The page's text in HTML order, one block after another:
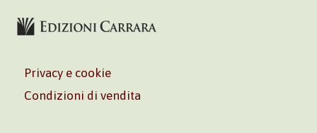
Privacy e cookie
Condizioni di vendita